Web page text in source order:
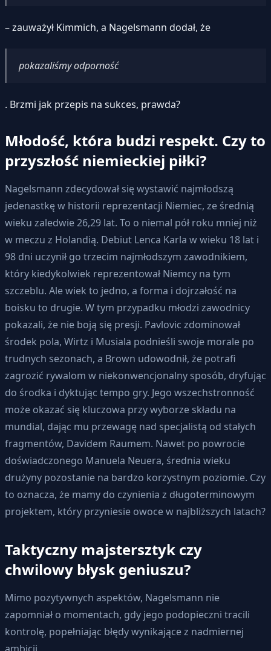
– zauważył Kimmich, a Nagelsmann dodał, że
pokazaliśmy odporność
. Brzmi jak przepis na sukces, prawda?
Młodość, która budzi respekt. Czy to
przyszłość niemieckiej piłki?
Nagelsmann zdecydował się wystawić najmłodszą
jedenastkę w historii reprezentacji Niemiec, ze średnią
wieku zaledwie 26,29 lat. To o niemal pół roku mniej niż
w meczu z Holandią. Debiut Lenca Karla w wieku 18 lat i
98 dni uczynił go trzecim najmłodszym zawodnikiem,
który kiedykolwiek reprezentował Niemcy na tym
szczeblu. Ale wiek to jedno, a forma i dojrzałość na
boisku to drugie. W tym przypadku młodzi zawodnicy
pokazali, że nie boją się presji. Pavlovic zdominował
środek pola, Wirtz i Musiala podnieśli swoje morale po
trudnych sezonach, a Brown udowodnił, że potrafi
zagrozić rywalom w niekonwencjonalny sposób, dryfując
do środka i dyktując tempo gry. Jego wszechstronność
może okazać się kluczowa przy wyborze składu na
mundial, dając mu przewagę nad specjalistą od stałych
fragmentów, Davidem Raumem. Nawet po powrocie
doświadczonego Manuela Neuera, średnia wieku
drużyny pozostanie na bardzo korzystnym poziomie. Czy
to oznacza, że mamy do czynienia z długoterminowym
projektem, który przyniesie owoce w najbliższych latach?
Taktyczny majstersztyk czy
chwilowy błysk geniuszu?
Mimo pozytywnych aspektów, Nagelsmann nie
zapomniał o momentach, gdy jego podopieczni tracili
kontrolę, popełniając błędy wynikające z nadmiernej